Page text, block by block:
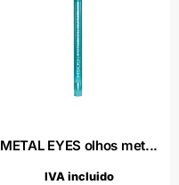
METAL EYES olhos met...
IVA incluido